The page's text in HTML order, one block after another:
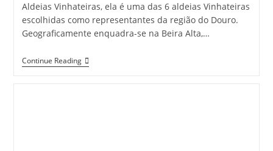
Aldeias Vinhateiras, ela é uma das 6 aldeias Vinhateiras
escolhidas como representantes da região do Douro.
Geograficamente enquadra-se na Beira Alta,…
Continue ReadingUcanha
|